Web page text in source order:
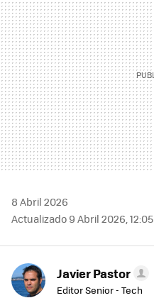
8 Abril 2026
Actualizado 9 Abril 2026, 12:05
Javier Pastor
Editor Senior - Tech